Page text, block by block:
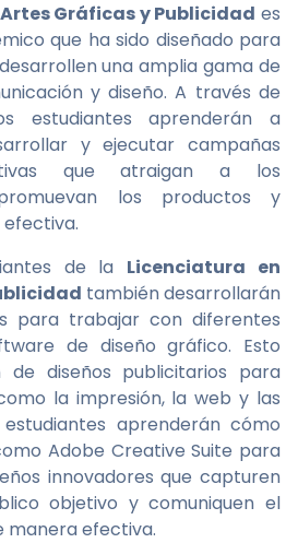
Gráficas y Publicidad es
que ha sido diseñado para
una amplia gama de
y diseño. A través de
estudiantes aprenderán a
y ejecutar campañas
que atraigan a los
los productos y
de la Licenciatura en
también desarrollarán
para trabajar con diferentes
de diseño gráfico. Esto
de diseños publicitarios para
la impresión, la web y las
estudiantes aprenderán cómo
Adobe Creative Suite para
innovadores que capturen
objetivo y comuniquen el
manera efectiva.